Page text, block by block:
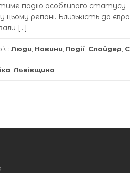
подію особливого статусу
цьому регіоні. Близькість до
[…]
Люди Новини Події Слайдер
Львівщина